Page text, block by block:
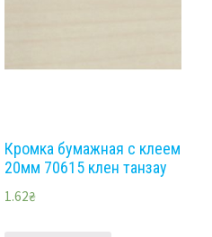
Кромка бумажная с клеем
20мм 70615 клен танзау
1.62₴